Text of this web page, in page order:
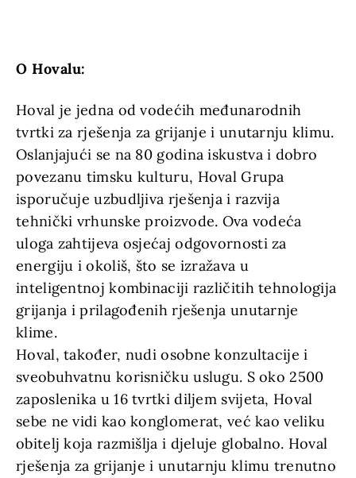
O Hovalu:
Hoval je jedna od vodećih međunarodnih
tvrtki za rješenja za grijanje i unutarnju klimu.
Oslanjajući se na 80 godina iskustva i dobro
povezanu timsku kulturu, Hoval Grupa
isporučuje uzbudljiva rješenja i razvija
tehnički vrhunske proizvode. Ova vodeća
uloga zahtijeva osjećaj odgovornosti za
energiju i okoliš, što se izražava u
inteligentnoj kombinaciji različitih tehnologija
grijanja i prilagođenih rješenja unutarnje
klime.
Hoval, također, nudi osobne konzultacije i
sveobuhvatnu korisničku uslugu. S oko 2500
zaposlenika u 16 tvrtki diljem svijeta, Hoval
sebe ne vidi kao konglomerat, već kao veliku
obitelj koja razmišlja i djeluje globalno. Hoval
rješenja za grijanje i unutarnju klimu trenutno